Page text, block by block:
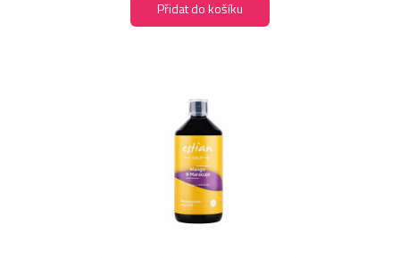
Přidat do košíku